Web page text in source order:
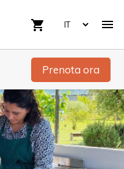

shopping_cart
Prenota ora